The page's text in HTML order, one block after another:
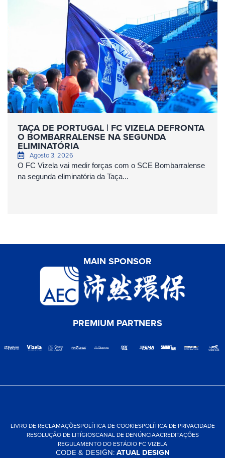
TAÇA DE PORTUGAL | FC VIZELA DEFRONTA
O BOMBARRALENSE NA SEGUNDA
ELIMINATÓRIA
Agosto 3, 2026
O FC Vizela vai medir forças com o SCE Bombarralense
na segunda eliminatória da Taça...
MAIN SPONSOR
PREMIUM PARTNERS
LIVRO DE RECLAMAÇÕESPOLÍTICA DE COOKIESPOLÍTICA DE PRIVACIDADE
RESOLUÇÃO DE LITÍGIOSCANAL DE DENÚNCIAACREDITAÇÕES
REGULAMENTO DO ESTÁDIO FC VIZELA
CODE & DESIGN:ATUAL DESIGN